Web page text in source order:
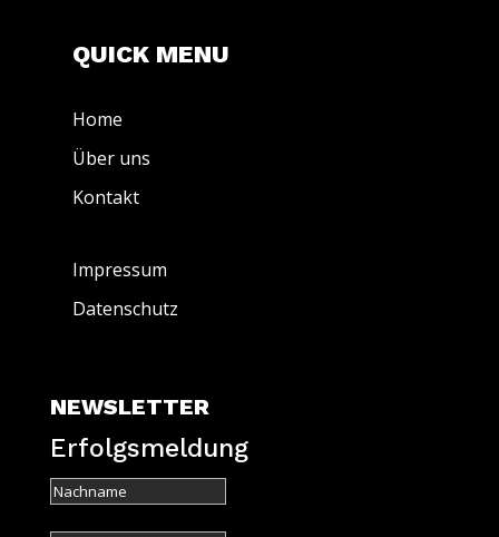
QUICK MENU
Home
Über uns
Kontakt
Impressum
Datenschutz
NEWSLETTER
Erfolgsmeldung